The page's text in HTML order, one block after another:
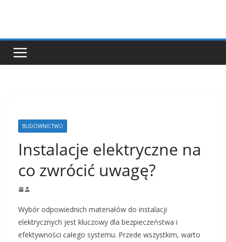
BUDOWNICTWO
Instalacje elektryczne na
co zwrócić uwagę?
Wybór odpowiednich materiałów do instalacji
elektrycznych jest kluczowy dla bezpieczeństwa i
efektywności całego systemu. Przede wszystkim, warto